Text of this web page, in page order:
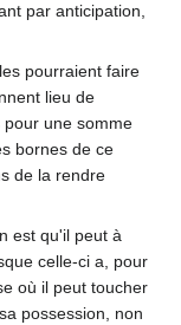
par anticipation,
pourraient faire
lieu de
une somme
bornes de ce
de la rendre
est qu'il peut à
celle-ci a, pour
où il peut toucher
possession, non